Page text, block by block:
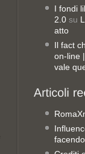
I fondi
2.0 su
atto
Il fact
on-line
vale